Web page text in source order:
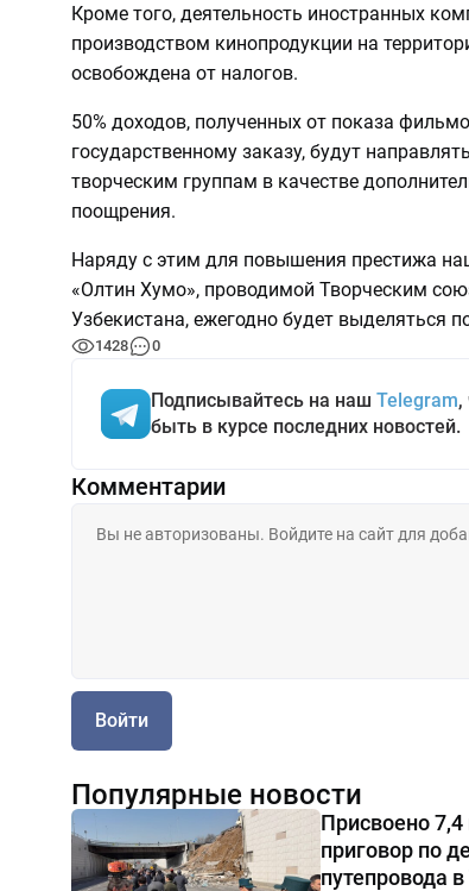
Кроме того, деятельность иностранных
производством кинопродукции на
освобождена от налогов.
50% доходов, полученных от показа
государственному заказу, будут
творческим группам в качестве
поощрения.
Наряду с этим для повышения престижа
«Олтин Хумо», проводимой Творческим
Узбекистана, ежегодно будет выделяться
1428 0
Подписывайтесь на наш Telegram,
быть в курсе последних новостей.
Комментарии
Войти
Популярные новости
Присвоено
приговор по
путепровода